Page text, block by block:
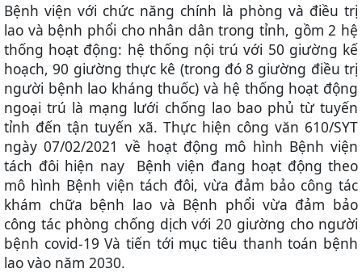
Bệnh viện với chức năng chính là phòng và điều trị
lao và bệnh phổi cho nhân dân trong tỉnh, gồm 2 hệ
thống hoạt động: hệ thống nội trú với 50 giường kế
hoạch, 90 giường thực kê (trong đó 8 giường điều trị
người bệnh lao kháng thuốc) và hệ thống hoạt động
ngoại trú là mạng lưới chống lao bao phủ từ tuyến
tỉnh đến tận tuyến xã. Thực hiện công văn 610/SYT
ngày 07/02/2021 về hoạt động mô hình Bệnh viện
tách đôi hiện nay Bệnh viện đang hoạt động theo
mô hình Bệnh viện tách đôi, vừa đảm bảo công tác
khám chữa bệnh lao và Bệnh phổi vừa đảm bảo
công tác phòng chống dịch với 20 giường cho người
bệnh covid-19 Vàtiến tới mục tiêu thanh toán bệnh
lao vào năm 2030.